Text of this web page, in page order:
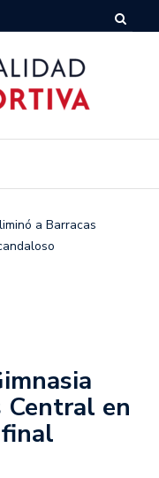
a Barracas
Central en